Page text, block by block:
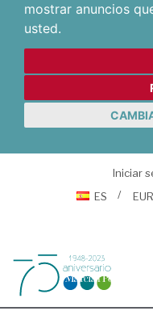
mostrar anuncios
usted.
Iniciar
ES
EUR